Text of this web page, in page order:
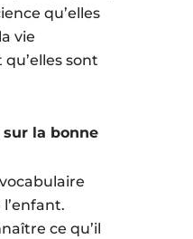
qu’elles
vie
sont
la bonne
ce qu’il